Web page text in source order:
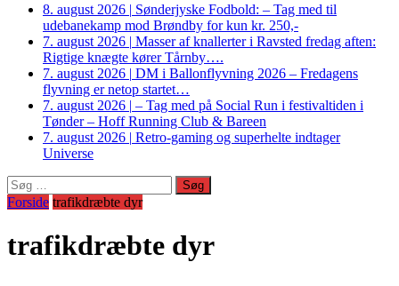
8. august 2026 | Sønderjyske Fodbold: – Tag med til
udebanekamp mod Brøndby for kun kr. 250,-
7. august 2026 | Masser af knallerter i Ravsted fredag aften:
Rigtige knægte kører Tårnby….
7. august 2026 | DM i Ballonflyvning 2026 – Fredagens
flyvning er netop startet…
7. august 2026 | – Tag med på Social Run i festivaltiden i
Tønder – Hoff Running Club & Bareen
7. august 2026 | Retro-gaming og superhelte indtager
Universe
Søg
efter:
Forside trafikdræbte dyr
trafikdræbte dyr